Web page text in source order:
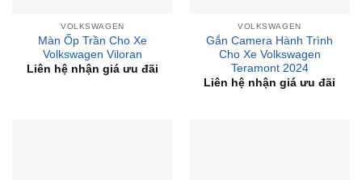
VOLKSWAGEN
Màn Ốp Trần Cho Xe
Volkswagen Viloran
Liên hệ nhận giá ưu đãi
VOLKSWAGEN
Gắn Camera Hành Trình
Cho Xe Volkswagen
Teramont 2024
Liên hệ nhận giá ưu đãi